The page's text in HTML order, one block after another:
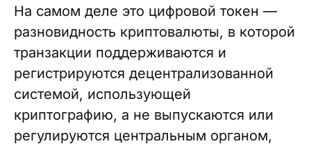
На самом деле это цифровой токен —
разновидность криптовалюты, в которой
транзакции поддерживаются и
регистрируются децентрализованной
системой, использующей
криптографию, а не выпускаются или
регулируются центральным органом,